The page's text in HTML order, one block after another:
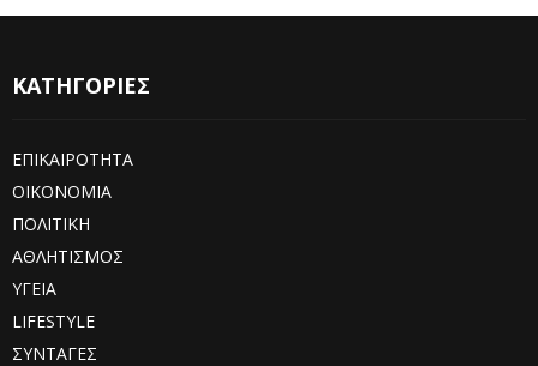
ΚΑΤΗΓΟΡΙΕΣ
ΕΠΙΚΑΙΡΟΤΗΤΑ
ΟΙΚΟΝΟΜΙΑ
ΠΟΛΙΤΙΚΗ
ΑΘΛΗΤΙΣΜΟΣ
ΥΓΕΙΑ
LIFESTYLE
ΣΥΝΤΑΓΕΣ